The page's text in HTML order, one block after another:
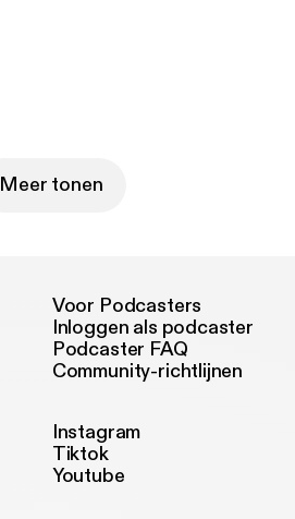
Meer tonen
Voor Podcasters
Inloggen als podcaster
Podcaster FAQ
Community-richtlijnen
Instagram
Tiktok
Youtube